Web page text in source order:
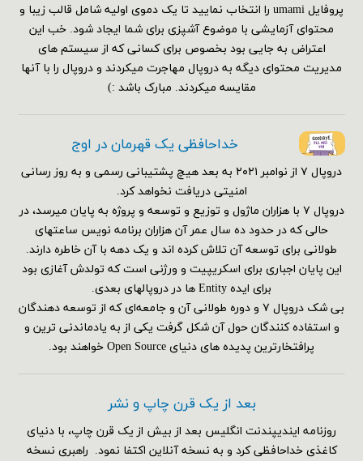
پروفایل umami را انتخاب نمایید تا یک دموی اولیه شامل قالب زیبا و
محتوای آزمایشی با موضوع آشپزی برای شما ایجاد شود. خب این
اعتراض به جایی بود بخصوص برای کسانی که از سیستم های
مدیریت محتوای دیگه به دروپال مهاجرت میکردند و دروپال را با آنها
مقایسه میکردند. مبارک باشد :)
خداحافظی یک قهرمان در اوج
دروپال ۷ از نوامبر ۲۰۲۱ به بعد هیچ پشتیبانی رسمی و به روز رسانی
امنیتی دریافت نخواهد کرد.
دروپال ۷ با هزاران ماژول و توزیع و توسعه و پروژه به پایان میرسد، در
حالی که در حدود ده سال عمر آن هزاران برنامه نویس ساعتهای
طولانی برای توسعه آن تلاش کرده اند و یک دهه با آن خاطره دارند.
این پایان اجباری برای اسکریپیت و ورژنی است که تولدش آغازی بود
برای ایده Entity ها در دروپالهای بعدی.
بی شک دروپال ۷ و دوره طولانی آن و جامعه‌ای که از توسعه دهندگان
و استفاده کنندگان حول آن شکل گرفت یکی از به یادماندنی ترین و
پرافتخارترین پدیده های دنیای Open Source خواهند بود.
بعد از یک قرن چاپ و نشر
روزنامه ایندیپندنت انگلیس بعد از بیش از یک قرن چاپ، با دنیای
کاغذی خداحافظی کرد و به نسخه آنلاین اکتفا نمود. راهبری نسخه